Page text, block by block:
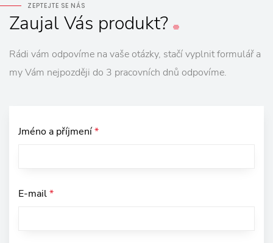
ZEPTEJTE SE NÁS
ZaujalVás produkt?
Rádi vám odpovíme na vaše otázky, stačí vyplnit formulář a
my Vám nejpozději do 3 pracovních dnů odpovíme.
Jméno a příjmení*
E-mail*